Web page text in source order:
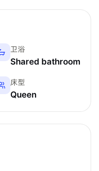
卫浴
Shared bathroom
床型
Queen